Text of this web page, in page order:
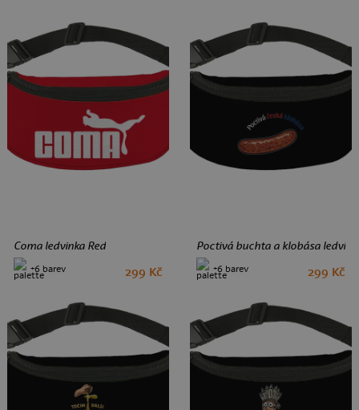
Coma ledvinka Red
+6 barev 299 Kč
Poctivá buchta a klobása
+6 barev 299 Kč